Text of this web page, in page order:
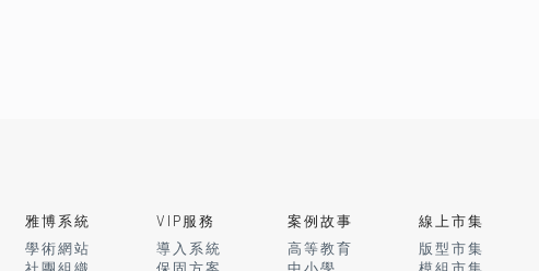
雅博系統
學術網站
社團組織
VIP服務
導入系統
保固方案
案例故事
高等教育
中小學
線上市集
版型市集
模組市集